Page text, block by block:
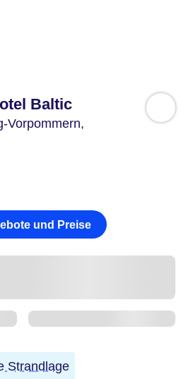
Baltic
Vorpommern,
und Preise
Strandlage